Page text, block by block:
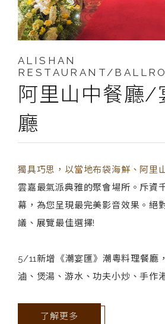
ALISHAN
RESTAURANT/
阿里山中餐廳/
廳
獨具巧思，以當地布袋海鮮、阿里
雲嘉最氣派典雅的聚會場所。斥資
幕，為您呈現最完美影音效果。絕
議、展覽最佳選擇!
5/11新增《潮宴匯》潮粵料理餐廳
滷、煲湯、游水、功夫小炒、手作
了解更多